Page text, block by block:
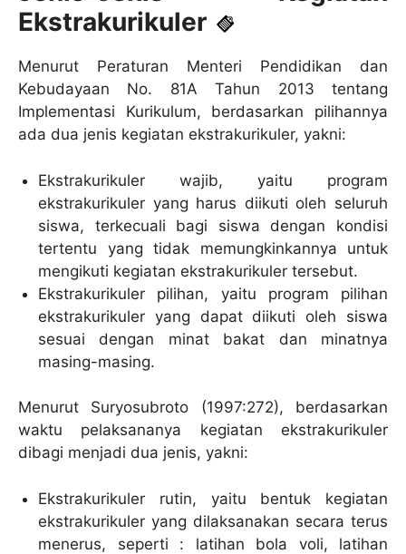
Ekstrakurikuler
Menurut Peraturan Menteri Pendidikan dan
Kebudayaan No. 81A Tahun 2013 tentang
Implementasi Kurikulum, berdasarkan pilihannya
ada dua jenis kegiatan ekstrakurikuler, yakni:
Ekstrakurikuler wajib, yaitu program
ekstrakurikuler yang harus diikuti oleh seluruh
siswa, terkecuali bagi siswa dengan kondisi
tertentu yang tidak memungkinkannya untuk
mengikuti kegiatan ekstrakurikuler tersebut.
Ekstrakurikuler pilihan, yaitu program pilihan
ekstrakurikuler yang dapat diikuti oleh siswa
sesuai dengan minat bakat dan minatnya
masing-masing.
Menurut Suryosubroto (1997:272), berdasarkan
waktu pelaksananya kegiatan ekstrakurikuler
dibagi menjadi dua jenis, yakni:
Ekstrakurikuler rutin, yaitu bentuk kegiatan
ekstrakurikuler yang dilaksanakan secara terus
menerus, seperti : latihan bola voli, latihan